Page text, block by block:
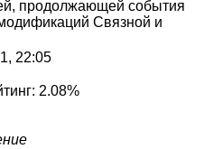
продолжающей события
Связной и
22:05
2.08%